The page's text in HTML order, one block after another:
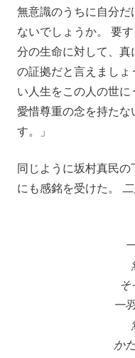
無意識のうちに自分
ないでしょうか。 要
分の生命に対して、真
の証拠だと言えまし
い人生をこの人の世
愛惜尊重の念を持た
す。」
同じように坂村真民の
にも感銘を受けた。
そ
一
か